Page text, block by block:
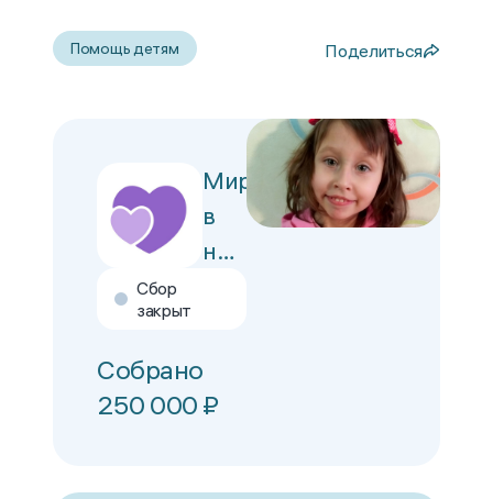
Помощь детям Поделиться
Мир
в
наших
Сбор
закрыт
Собрано
250 000 ₽